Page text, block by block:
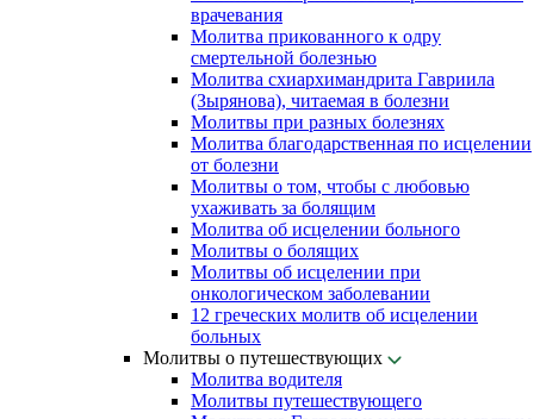
врачевания
Молитва прикованного к одру
смертельной болезнью
Молитва схиархимандрита Гавриила
(Зырянова), читаемая в болезни
Молитвы при разных болезнях
Молитва благодарственная по исцелении
от болезни
Молитвы о том, чтобы с любовью
ухаживать за болящим
Молитва об исцелении больного
Молитвы о болящих
Молитвы об исцелении при
онкологическом заболевании
12 греческих молитв об исцелении
больных
Молитвы о путешествующих
Молитва водителя
Молитвы путешествующего